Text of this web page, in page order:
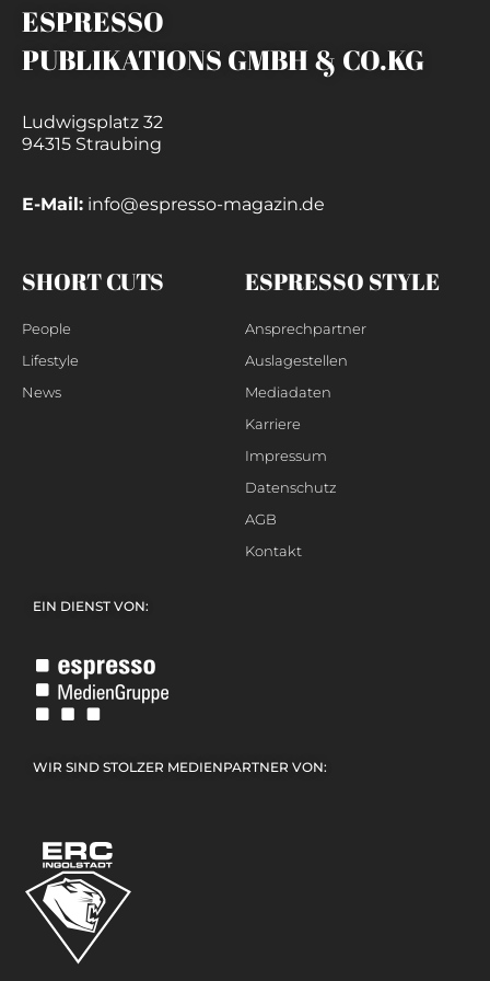
ESPRESSO
PUBLIKATIONS GMBH & CO.KG
Ludwigsplatz 32
94315 Straubing
E-Mail: info@espresso-magazin.de
SHORT CUTS
People
Lifestyle
News
ESPRESSO STYLE
Ansprechpartner
Auslagestellen
Mediadaten
Karriere
Impressum
Datenschutz
AGB
Kontakt
EIN DIENST VON:
WIR SIND STOLZER MEDIENPARTNER VON: